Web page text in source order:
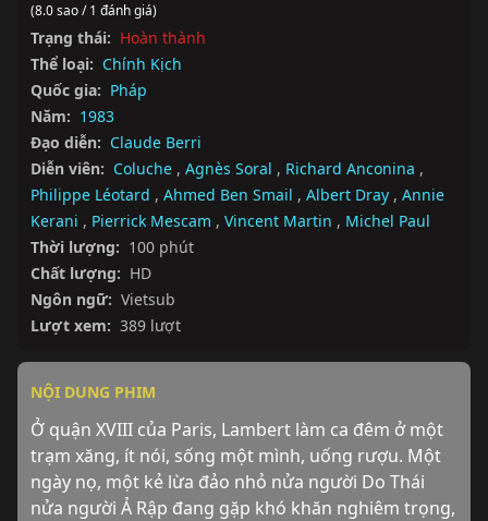
(8.0 sao / 1 đánh giá)
Trạng thái: Hoàn thành
Thể loại: Chính Kịch
Quốc gia: Pháp
Năm: 1983
Đạo diễn: Claude Berri
Diễn viên: Coluche , Agnès Soral , Richard Anconina ,
Philippe Léotard , Ahmed Ben Smail , Albert Dray , Annie
Kerani , Pierrick Mescam , Vincent Martin , Michel Paul
Thời lượng: 100 phút
Chất lượng: HD
Ngôn ngữ: Vietsub
Lượt xem: 389 lượt
NỘI DUNG PHIM
Ở quận XVIII của Paris, Lambert làm ca đêm ở một
trạm xăng, ít nói, sống một mình, uống rượu. Một
ngày nọ, một kẻ lừa đảo nhỏ nửa người Do Thái
nửa người Ả Rập đang gặp khó khăn nghiêm trọng,